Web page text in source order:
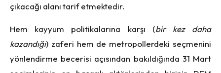
çıkacağı alanı tarif etmektedir.
Hem kayyum politikalarına karşı (bir kez daha
kazandığı) zaferi hem de metropollerdeki seçmenini
yönlendirme becerisi açısından bakıldığında 31 Mart